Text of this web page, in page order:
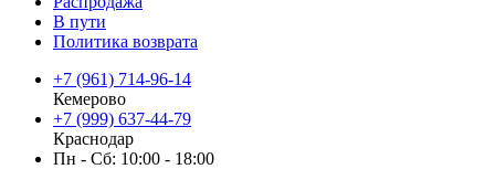
В пути
Политика возврата
+7 (961) 714-96-14
Кемерово
+7 (999) 637-44-79
Краснодар
Пн - Сб: 10:00 - 18:00